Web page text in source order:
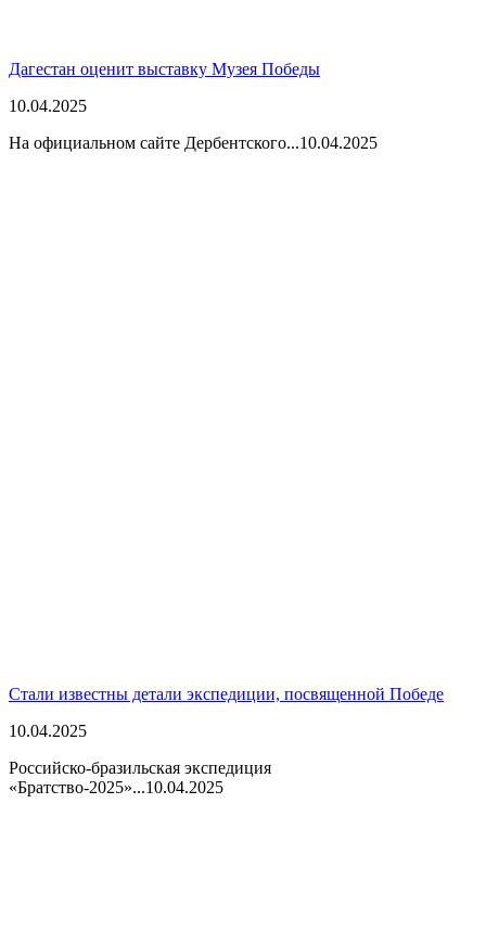
Дагестан оценит выставку Музея Победы
10.04.2025
На официальном сайте Дербентского...10.04.2025
Стали известны детали экспедиции, посвященной Победе
10.04.2025
Российско-бразильская экспедиция
«Братство-2025»...10.04.2025